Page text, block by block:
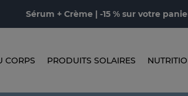
Sérum + Crème | -15 % sur votre
CORPS PRODUITS SOLAIRES